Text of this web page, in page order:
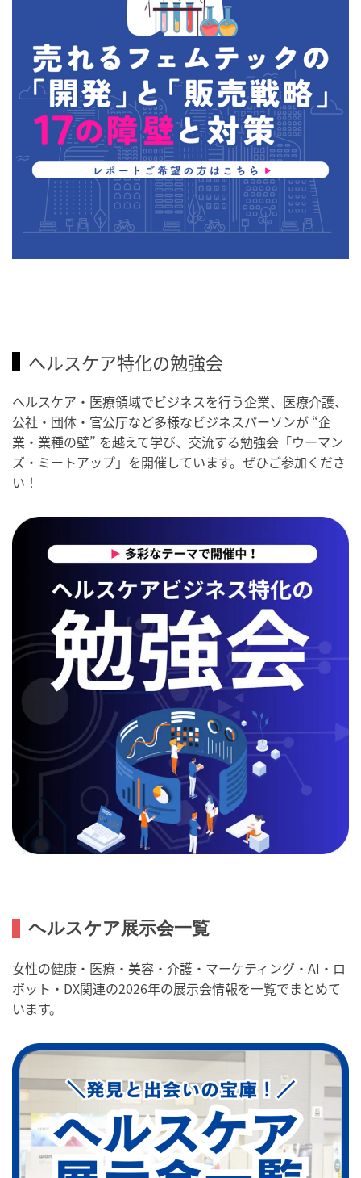
ヘルスケア特化の勉強会
ヘルスケア・医療領域でビジネスを行う企業、医療介護、
公社・団体・官公庁など多様なビジネスパーソンが “企
業・業種の壁” を越えて学び、交流する勉強会「ウーマン
ズ・ミートアップ」を開催しています。ぜひご参加くださ
い！
ヘルスケア展示会一覧
女性の健康・医療・美容・介護・マーケティング・AI・ロ
ボット・DX関連の2026年の展示会情報を一覧でまとめて
います。